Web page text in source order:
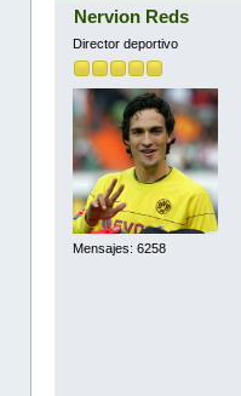
Nervion Reds
Director deportivo
Mensajes: 6258